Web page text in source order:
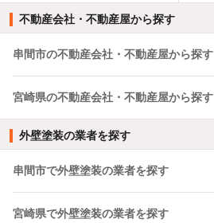
不動産会社・不動産屋から探す
串間市の不動産会社・不動産屋から探す
宮崎県の不動産会社・不動産屋から探す
外壁塗装の業者を探す
串間市で外壁塗装の業者を探す
宮崎県で外壁塗装の業者を探す